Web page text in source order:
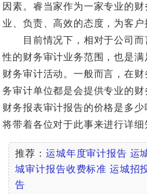
因素。睿当家作为一家专业的
业、负责、高效的态度，为客户
目前情况下，相对于公司而
性的财务审计业务范围，也是
财务审计活动。一般而言，在
务审计单位都是会提供专业的财
财务报表审计报告的价格是多
将带着各位对于此事来进行详细
推荐：运城年度审计报告 运
城审计报告收费标准 运城招
告